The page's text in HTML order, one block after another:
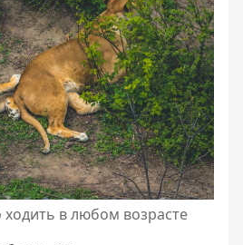
в любом возрасте